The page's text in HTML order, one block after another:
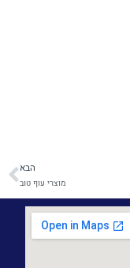
הבא
מוצרי עוף טוב